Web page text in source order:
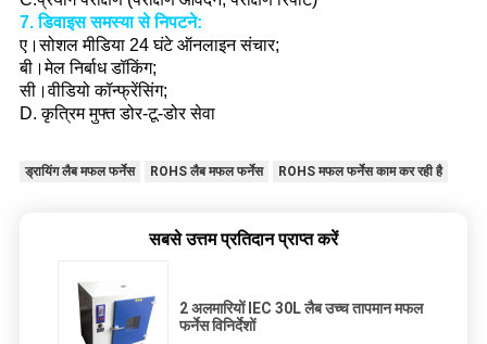
7. डिवाइस समस्या से निपटने:
ए।सोशल मीडिया 24 घंटे ऑनलाइन संचार;
बी।मेल निर्बाध डॉकिंग;
सी।वीडियो कॉन्फ्रेंसिंग;
D. कृत्रिम मुफ्त डोर-टू-डोर सेवा
ड्रायिंग लैब मफल फर्नेस ROHS लैब मफल फर्नेस ROHS मफल फर्नेस काम कर रही है
सबसे उत्तम प्रतिदान प्राप्त करें
2 अलमारियों IEC 30L लैब उच्च तापमान मफल
फर्नेस विनिर्देशों